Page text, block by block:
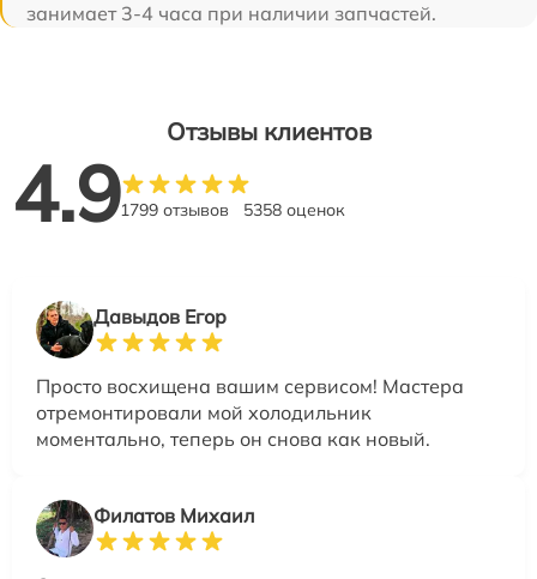
занимает 3-4 часа при наличии запчастей.
Отзывы клиентов
4.91799 отзывов 5358 оценок
Давыдов Егор
Просто восхищена вашим сервисом! Мастера
отремонтировали мой холодильник
моментально, теперь он снова как новый.
Филатов Михаил